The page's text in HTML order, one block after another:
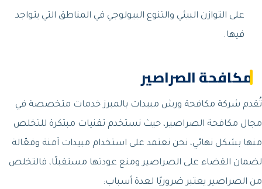
على التوازن البيئي والتنوع البيولوجي في المناطق التي يتواجد
فيها.
مكافحة الصراصير
تُقدم شركة مكافحة ورش مبيدات بالمبرز خدمات متخصصة في
مجال مكافحة الصراصير، حيث نستخدم تقنيات مبتكرة للتخلص
منها بشكل نهائي، نحن نعتمد على استخدام مبيدات آمنة وفعّالة
لضمان القضاء على الصراصير ومنع عودتها مستقبلًا، فالتخلص
من الصراصير يعتبر ضروريًا لعدة أسباب: